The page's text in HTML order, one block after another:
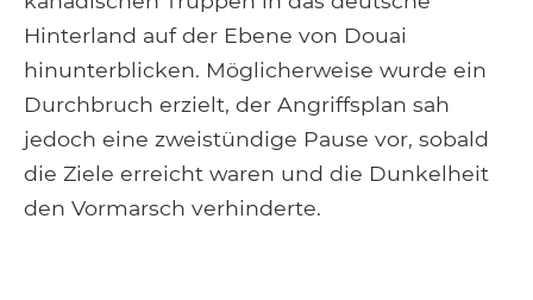
Hinterland auf der Ebene von Douai
hinunterblicken. Möglicherweise wurde ein
Durchbruch erzielt, der Angriffsplan sah
jedoch eine zweistündige Pause vor, sobald
die Ziele erreicht waren und die Dunkelheit
den Vormarsch verhinderte.